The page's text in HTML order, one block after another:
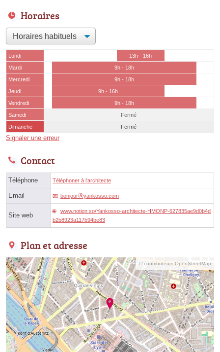
Horaires
Lundi
13h - 16h
Mardi
9h - 18h
Mercredi
9h - 18h
Jeudi
9h - 16h
Vendredi
9h - 18h
Samedi
Fermé
Dimanche
Fermé
Signaler une erreur
Contact
Téléphone Téléphoner à l'architecte
Email bonjourⓐyankosso.com
Site web
www.notion.so/Yankosso-architecte-HMONP-627835ae9d0b4d
b2b8923a117b94be83
Plan et adresse
© contributeurs OpenStreetMap